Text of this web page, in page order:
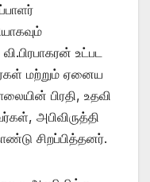
உட்பட
மற்றும் ஏனைய
பிரதி, உதவி
அபிவிருத்தி
சிறப்பித்தனர்.